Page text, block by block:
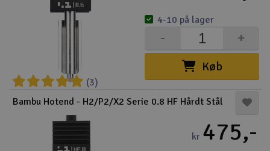
(3)
Køb
+
-
4-10 på lager
Bambu Hotend - H2/P2/X2 Serie 0.8 HF Hårdt Stål
kr 475,-